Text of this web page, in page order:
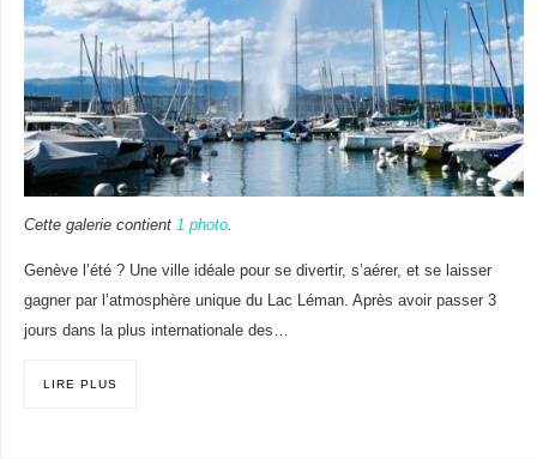
Cette galerie contient 1 photo.
Genève l’été ? Une ville idéale pour se divertir, s’aérer, et se laisser
gagner par l’atmosphère unique du Lac Léman. Après avoir passer 3
jours dans la plus internationale des…
LIRE PLUS